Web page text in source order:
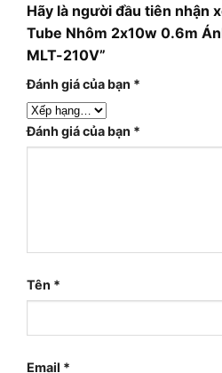
Hãy là người đầu tiên nhận
Tube Nhôm 2x10w 0.6m
MLT-210V”
Đánh giá của bạn *
Đánh giá của bạn *
Tên *
Email *